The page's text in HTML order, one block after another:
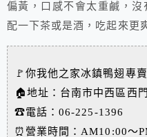
偏黃，口感不會太重鹹，
配一下茶或是酒，吃起來更
🚩你我他之家冰鎮鴨翅專賣
🏠地址：台南市中西區西
☎電話：06-225-1396
⏰營業時間：AM10:00～